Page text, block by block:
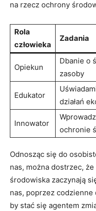
na rzecz ⁣ochrony
Rola
człowieka
Zadania
Opiekun
Dbanie o
zasoby
Edukator
⁤działań
Innowator
ochronie
Odnosząc‌ się do
nas, ⁢można dostrzec,
‍środowiska ‌zaczynają
nas,⁣ poprzez codzienne
by stać się agentem